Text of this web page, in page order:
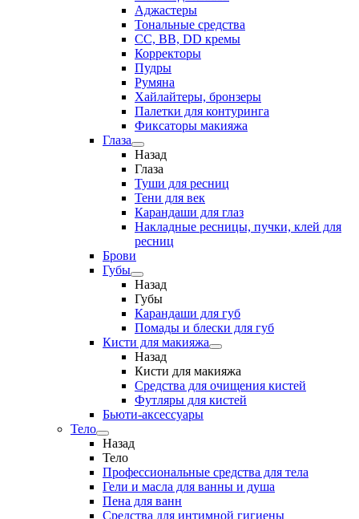
Аджастеры
Тональные средства
CC, BB, DD кремы
Корректоры
Пудры
Румяна
Хайлайтеры, бронзеры
Палетки для контуринга
Фиксаторы макияжа
Глаза
Назад
Глаза
Туши для ресниц
Тени для век
Карандаши для глаз
Накладные ресницы, пучки, клей для
ресниц
Брови
Губы
Назад
Губы
Карандаши для губ
Помады и блески для губ
Кисти для макияжа
Назад
Кисти для макияжа
Средства для очищения кистей
Футляры для кистей
Бьюти-аксессуары
Тело
Назад
Тело
Профессиональные средства для тела
Гели и масла для ванны и душа
Пена для ванн
Средства для интимной гигиены